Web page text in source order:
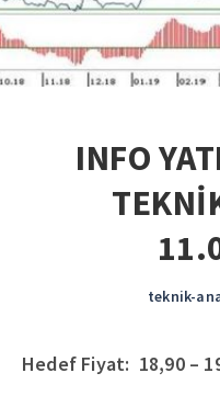
INFO
teknik-
Hedef Fiyat: 18,90 –